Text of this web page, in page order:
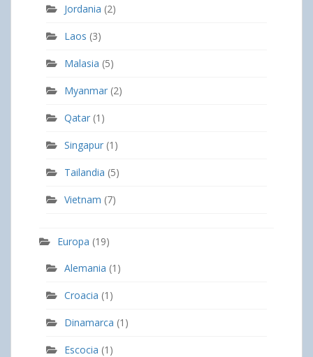
Jordania (2)
Laos (3)
Malasia (5)
Myanmar (2)
Qatar (1)
Singapur (1)
Tailandia (5)
Vietnam (7)
Europa (19)
Alemania (1)
Croacia (1)
Dinamarca (1)
Escocia (1)